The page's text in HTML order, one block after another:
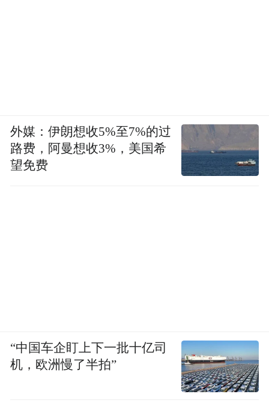
外媒：伊朗想收5%至7%的过
路费，阿曼想收3%，美国希
望免费
“中国车企盯上下一批十亿司
机，欧洲慢了半拍”